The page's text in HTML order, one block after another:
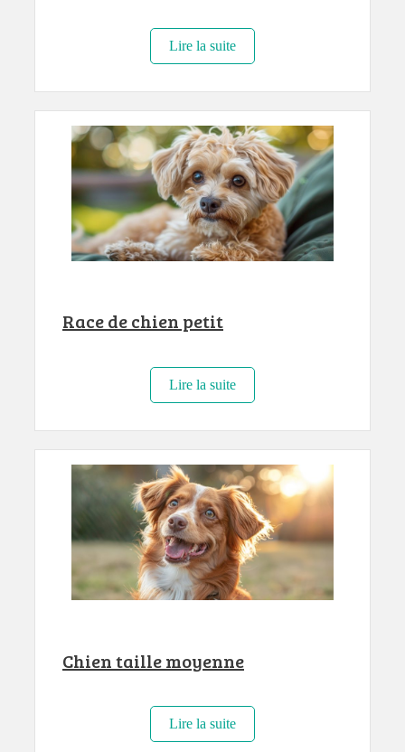
Lire la suite
Race de chien petit
Lire la suite
Chien taille moyenne
Lire la suite